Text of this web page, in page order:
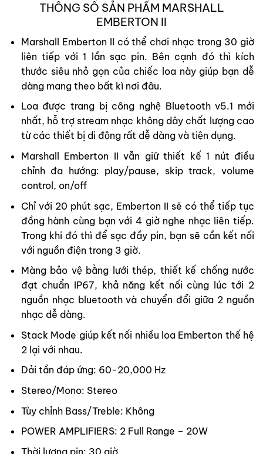
THÔNG SỐ SẢN PHẨM MARSHALL
EMBERTON II
Marshall Emberton II có thể chơi nhạc trong 30 giờ
liên tiếp với 1 lần sạc pin. Bên cạnh đó thì kích
thước siêu nhỏ gọn của chiếc loa này giúp bạn dễ
dàng mang theo bất kì nơi đâu.
Loa được trang bị công nghệ Bluetooth v5.1 mới
nhất, hỗ trợ stream nhạc không dây chất lượng cao
từ các thiết bị di động rất dễ dàng và tiện dụng.
Marshall Emberton II vẫn giữ thiết kế 1 nút điều
chỉnh đa hướng: play/pause, skip track, volume
control, on/off
Chỉ với 20 phút sạc, Emberton II sẽ có thể tiếp tục
đồng hành cùng bạn với 4 giờ nghe nhạc liên tiếp.
Trong khi đó thì để sạc đầy pin, bạn sẽ cần kết nối
với nguồn điện trong 3 giờ.
Màng bảo vệ bằng lưới thép, thiết kế chống nước
đạt chuẩn IP67, khả năng kết nối cùng lúc tới 2
nguồn nhạc bluetooth và chuyển đổi giữa 2 nguồn
nhạc dễ dàng.
Stack Mode giúp kết nối nhiều loa Emberton thế hệ
2 lại với nhau.
Dải tần đáp ứng: 60-20,000 Hz
Stereo/Mono: Stereo
Tùy chỉnh Bass/Treble: Không
POWER AMPLIFIERS: 2 Full Range – 20W
Thời lượng pin: 30 giờ